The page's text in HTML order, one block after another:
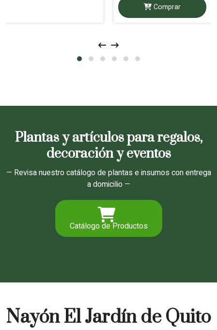
Comprar
Plantas y artículos para regalos,
decoración y eventos
— Revisa nuestro catálogo de plantas e insumos con entrega
a domicilio —
Catálogo de Productos
Nayón El Jardín de Quito